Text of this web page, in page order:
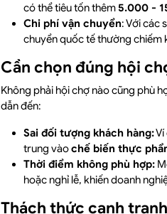
có thể tiêu tốn thêm5.000 -
Chi phí vận chuyển: Với các
chuyển quốc tế thường chiếm
Cần chọn đúng hội
Không phải hội chợ nào cũng phù
dẫn đến:
Sai đối tượng khách hàng:Ví
trung vàochế biến thực
Thời điểm không phù hợp:
hoặc nghỉ lễ, khiến doanh
Thách thức cạnh